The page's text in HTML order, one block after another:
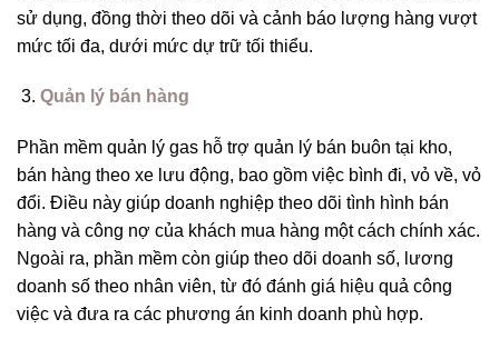
sử dụng, đồng thời theo dõi và cảnh báo lượng hàng vượt
mức tối đa, dưới mức dự trữ tối thiểu.
Quản lý bán hàng
Phần mềm quản lý gas hỗ trợ quản lý bán buôn tại kho,
bán hàng theo xe lưu động, bao gồm việc bình đi, vỏ về, vỏ
đổi. Điều này giúp doanh nghiệp theo dõi tình hình bán
hàng và công nợ của khách mua hàng một cách chính xác.
Ngoài ra, phần mềm còn giúp theo dõi doanh số, lương
doanh số theo nhân viên, từ đó đánh giá hiệu quả công
việc và đưa ra các phương án kinh doanh phù hợp.